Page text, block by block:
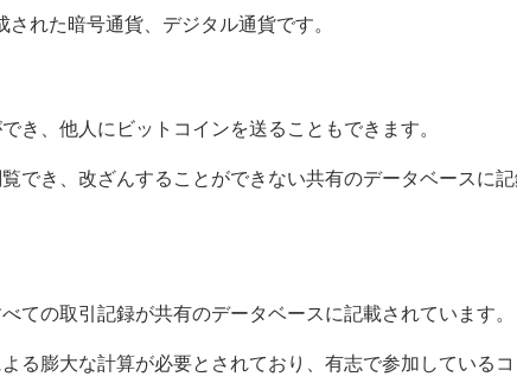
れた暗号通貨、デジタル通貨です。
き、他人にビットコインを送ることもできます。
でき、改ざんすることができない共有のデータベースに
ての取引記録が共有のデータベースに記載されています。
膨大な計算が必要とされており、有志で参加している